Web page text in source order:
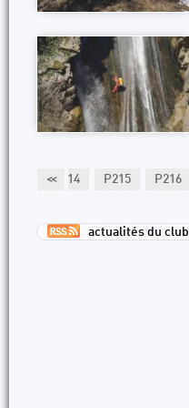
<<P214 P215 P216
actualités du club